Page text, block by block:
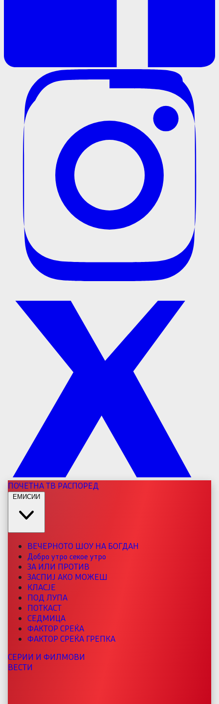
ПОЧЕТНАТВ РАСПОРЕД
ЕМИСИИ
ВЕЧЕРНОТО ШОУ НА БОГДАН
Добро утро секое утро
ЗА ИЛИ ПРОТИВ
ЗАСПИЈ АКО МОЖЕШ
КЛАСЈЕ
ПОД ЛУПА
ПОТКАСТ
СЕДМИЦА
ФАКТОР СРЕЌА
ФАКТОР СРЕЌА ГРЕПКА
СЕРИИ И ФИЛМОВИ
ВЕСТИ